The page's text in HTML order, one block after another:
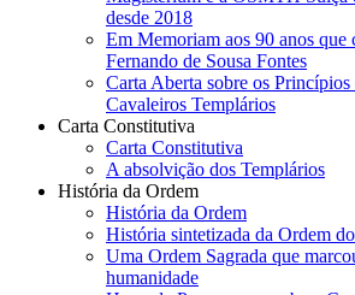
desde 2018
Em Memoriam aos 90 anos que
Fernando de Sousa Fontes
Carta Aberta sobre os
Cavaleiros Templários
Carta Constitutiva
Carta Constitutiva
A absolvição dos Templários
História da Ordem
História da Ordem
História sintetizada da Ordem
Uma Ordem Sagrada que
humanidade